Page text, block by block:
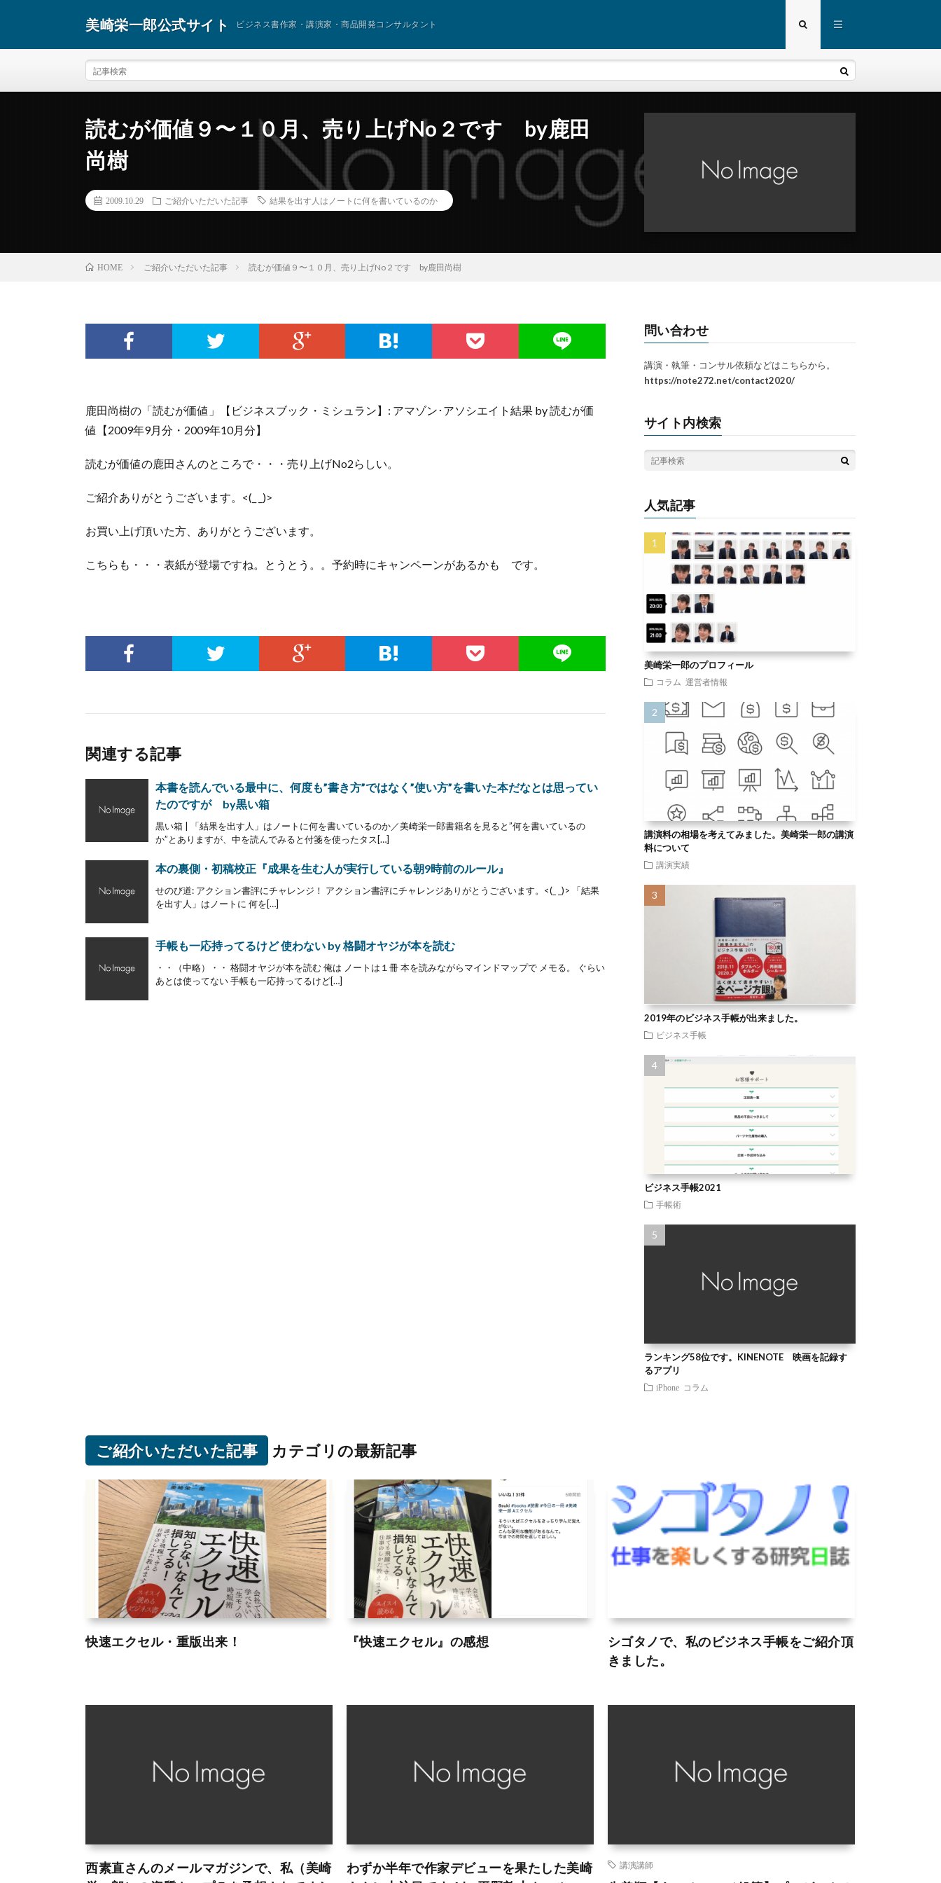
美崎栄一郎公式サイト ビジネス書作家・講演家・商品開発コンサルタント
読むが価値９〜１０月、売り上げNo２です by鹿田
尚樹
2009.10.29 ご紹介いただいた記事 結果を出す人はノートに何を書いているのか
HOME ご紹介いただいた記事 読むが価値９〜１０月、売り上げNo２です by鹿田尚樹
鹿田尚樹の「読むが価値」【ビジネスブック・ミシュラン】: アマゾン･アソシエイト結果 by 読むが価
値【2009年9月分・2009年10月分】
読むが価値の鹿田さんのところで・・・売り上げNo2らしい。
ご紹介ありがとうございます。<(_ _)>
お買い上げ頂いた方、ありがとうございます。
こちらも・・・表紙が登場ですね。とうとう。。予約時にキャンペーンがあるかも です。
関連する記事
本書を読んでいる最中に、何度も”書き方”ではなく”使い方”を書いた本だなとは思ってい
たのですが by黒い箱
黒い箱 | 「結果を出す人」はノートに何を書いているのか／美崎栄一郎書籍名を見ると”何を書いているの
か”とありますが、中を読んでみると付箋を使ったタス[…]
本の裏側・初稿校正『成果を生む人が実行している朝9時前のルール』
せのび道: アクション書評にチャレンジ！ アクション書評にチャレンジありがとうございます。<(_ _)> 「結果
を出す人」はノートに 何を[…]
手帳も一応持ってるけど 使わない by 格闘オヤジが本を読む
・・（中略）・・ 格闘オヤジが本を読む 俺は ノートは１冊 本を読みながらマインドマップで メモる。 ぐらい
あとは使ってない 手帳も一応持ってるけど[…]
問い合わせ
講演・執筆・コンサル依頼などはこちらから。
https://note272.net/contact2020/
サイト内検索
人気記事
美崎栄一郎のプロフィール
コラム 運営者情報
講演料の相場を考えてみました。美崎栄一郎の講演
料について
講演実績
2019年のビジネス手帳が出来ました。
ビジネス手帳
ビジネス手帳2021
手帳術
ランキング58位です。KINENOTE 映画を記録す
るアプリ
iPhone コラム
ご紹介いただいた記事 カテゴリの最新記事
快速エクセル・重版出来！ 『快速エクセル』の感想
シゴタノで、私のビジネス手帳をご紹介頂
きました。
西素直さんのメールマガジンで、私（美崎
わずか半年で作家デビューを果たした美崎
講演講師